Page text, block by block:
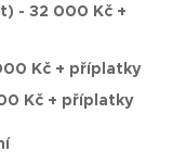
- 32 000 Kč +
Kč + příplatky
Kč + příplatky